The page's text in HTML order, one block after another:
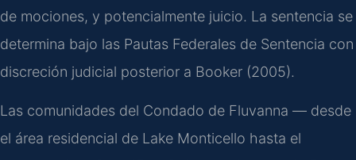
de mociones, y potencialmente juicio. La sentencia se
determina bajo las Pautas Federales de Sentencia con
discreción judicial posterior a Booker (2005).
Las comunidades del Condado de Fluvanna — desde
el área residencial de Lake Monticello hasta el